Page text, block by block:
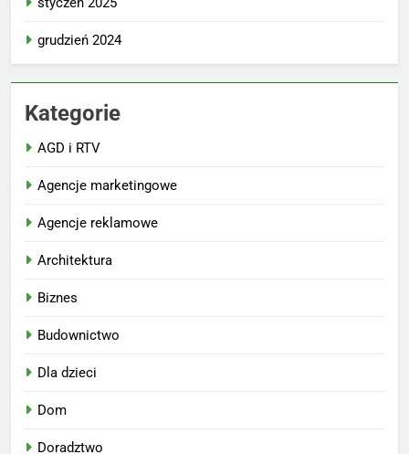
grudzień 2024
Kategorie
AGD i RTV
Agencje marketingowe
Agencje reklamowe
Architektura
Biznes
Budownictwo
Dla dzieci
Dom
Doradztwo